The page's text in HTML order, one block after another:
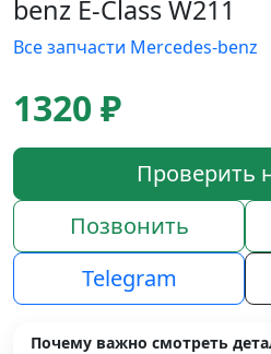
benz E-Class W211
Все запчасти Mercedes-benz
1320 ₽
Проверить
Позвонить
Telegram
Почему важно смотреть